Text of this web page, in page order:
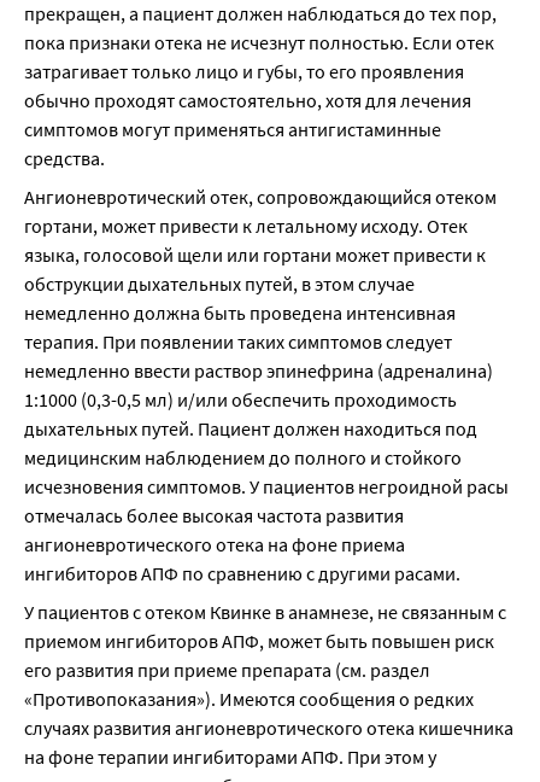
прекращен, а пациент должен наблюдаться до тех пор,
пока признаки отека не исчезнут полностью. Если отек
затрагивает только лицо и губы, то его проявления
обычно проходят самостоятельно, хотя для лечения
симптомов могут применяться антигистаминные
средства.
Ангионевротический отек, сопровождающийся отеком
гортани, может привести к летальному исходу. Отек
языка, голосовой щели или гортани может привести к
обструкции дыхательных путей, в этом случае
немедленно должна быть проведена интенсивная
терапия. При появлении таких симптомов следует
немедленно ввести раствор эпинефрина (адреналина)
1:1000 (0,3-0,5 мл) и/или обеспечить проходимость
дыхательных путей. Пациент должен находиться под
медицинским наблюдением до полного и стойкого
исчезновения симптомов. У пациентов негроидной расы
отмечалась более высокая частота развития
ангионевротического отека на фоне приема
ингибиторов АПФ по сравнению с другими расами.
У пациентов с отеком Квинке в анамнезе, не связанным с
приемом ингибиторов АПФ, может быть повышен риск
его развития при приеме препарата (см. раздел
«Противопоказания»). Имеются сообщения о редких
случаях развития ангионевротического отека кишечника
на фоне терапии ингибиторами АПФ. При этом у